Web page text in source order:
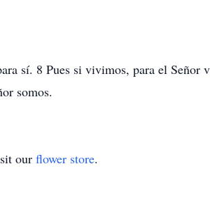
sí. 8 Pues si vivimos, para el
somos.
our flower store.